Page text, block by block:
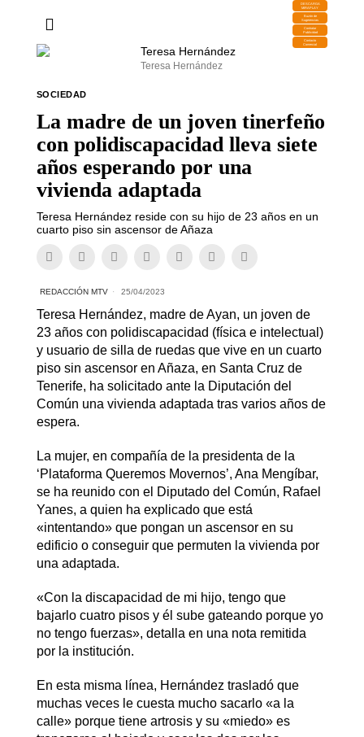
DESCARGA
MIRAPLAY
Buzón de
Sugerencias
Contratar
Publicidad
Contacto
Comercial
Teresa Hernández
SOCIEDAD
La madre de un joven tinerfeño
con polidiscapacidad lleva siete
años esperando por una
vivienda adaptada
Teresa Hernández reside con su hijo de 23 años en un
cuarto piso sin ascensor de Añaza
REDACCIÓN MTV 25/04/2023
Teresa Hernández, madre de Ayan, un joven de
23 años con polidiscapacidad (física e intelectual)
y usuario de silla de ruedas que vive en un cuarto
piso sin ascensor en Añaza, en Santa Cruz de
Tenerife, ha solicitado ante la Diputación del
Común una vivienda adaptada tras varios años de
espera.
La mujer, en compañía de la presidenta de la
‘Plataforma Queremos Movernos’, Ana Mengíbar,
se ha reunido con el Diputado del Común, Rafael
Yanes, a quien ha explicado que está
«intentando» que pongan un ascensor en su
edificio o conseguir que permuten la vivienda por
una adaptada.
«Con la discapacidad de mi hijo, tengo que
bajarlo cuatro pisos y él sube gateando porque yo
no tengo fuerzas», detalla en una nota remitida
por la institución.
En esta misma línea, Hernández trasladó que
muchas veces le cuesta mucho sacarlo «a la
calle» porque tiene artrosis y su «miedo» es